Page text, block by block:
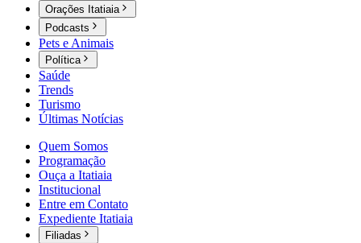
Orações Itatiaia
Podcasts
Pets e Animais
Política
Saúde
Trends
Turismo
Últimas Notícias
Quem Somos
Programação
Ouça a Itatiaia
Institucional
Entre em Contato
Expediente Itatiaia
Filiadas